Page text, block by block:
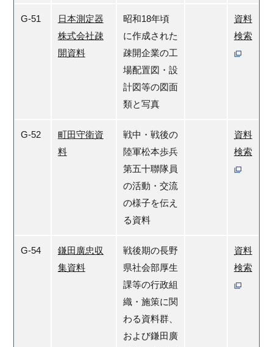
G-51
日本測定器
株式会社疎
開資料
昭和18年頃
に作成された
疎開企業の工
場配置図・設
計図等の図面
類と写真
資料
検索
G-52
町田守衛資
料
戦中・戦後の
陸軍松本歩兵
第五十聯隊員
の活動・交流
の様子を伝え
る資料
資料
検索
G-54
鎌田廣忠収
集資料
戦後期の長野
県社会部厚生
課等の行政組
織・施策に関
わる資料群、
および鎌田廣
資料
検索